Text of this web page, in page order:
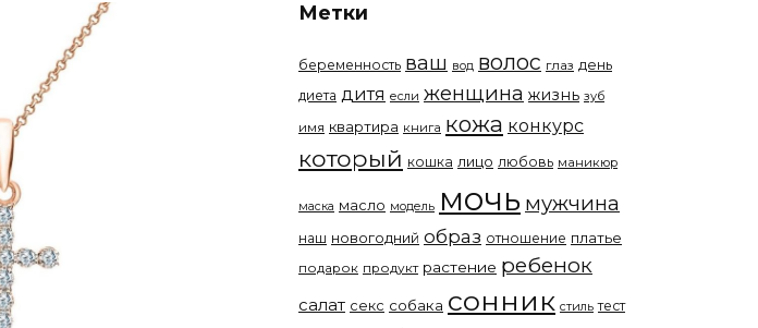
Метки
беременность ваш вод волос глаз день
диета дитя если женщина жизнь зуб
имя квартира книга кожа конкурс
который кошка лицо любовь маникюр
маска масло модель мочь мужчина
наш новогодний образ отношение платье
подарок продукт растение ребенок
салат секс собака сонник стиль тест